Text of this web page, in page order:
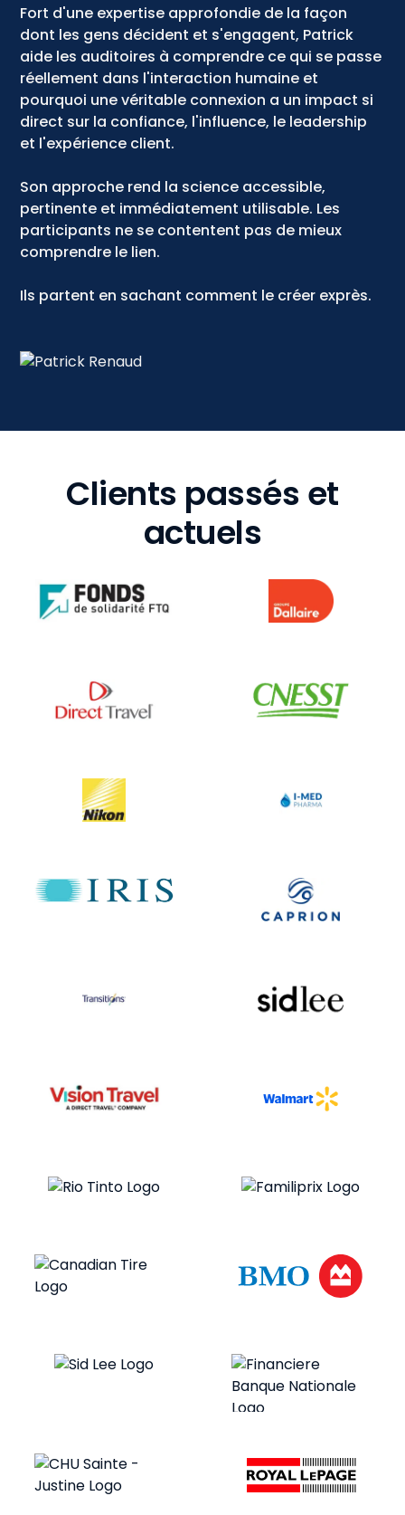
Fort d'une expertise approfondie de la façon
dont les gens décident et s'engagent, Patrick
aide les auditoires à comprendre ce qui se passe
réellement dans l'interaction humaine et
pourquoi une véritable connexion a un impact si
direct sur la confiance, l'influence, le leadership
et l'expérience client.
Son approche rend la science accessible,
pertinente et immédiatement utilisable. Les
participants ne se contentent pas de mieux
comprendre le lien.
Ils partent en sachant comment le créer exprès.
Clients passés et
actuels